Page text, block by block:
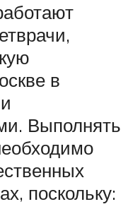
в
Выполнять
поскольку: